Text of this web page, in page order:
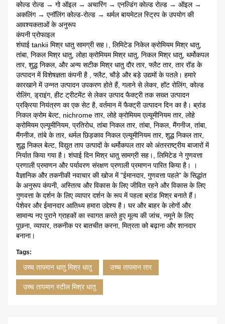
कोल्ड रोल्ड → गो ऑइल → अचारिंग → एनल्डिंग कोल्ड रोल्ड → ऑइल →
अकलिंग → एनॉलिंग कोल्ड-रोल्ड → थर्मल बायमेटल स्ट्रिप के उपयोग की
आवश्यकताओं के अनुरूप
कंपनी प्रोफाइल
शंघाई tankii मिश्र धातु सामग्री सह।, लिमिटेड निकेल क्रोमियम मिश्र धातु,
तांबा, निकल मिश्र धातु, लोहा क्रोमियम मिश्र धातु, निकल मिश्र धातु, थर्मोकपल
तार, शुद्ध निकल, और अन्य सटीक मिश्र धातु दौर तार, फ्लैट तार, तार रॉड के
उत्पादन में विशेषज्ञता कंपनी है , फ्लैट, चौड़े और बड़े उद्यमों के पतले। हमारे
कारखाने में उन्नत उत्पादन उपकरण होते हैं, गलाने से लेकर, हॉट रोलिंग, कोल्ड
रोलिंग, ड्राइंग, हीट ट्रीटमेंट से लेकर उत्पाद फैक्ट्री तक सख्त उत्पादन
प्रक्रिया नियंत्रण का एक सेट है, वर्तमान में फैक्ट्री उत्पादन दिन का है। ब्रांड
निकल क्रोम बेल्ट, nichrome तार, लोहे क्रोमियम एल्यूमीनियम तार, लोहे
क्रोमियम एल्यूमीनियम, प्रतिरोध, तांबा निकल तार, तांबा, निकल, मैंगनीज, तांबा,
मैंगनीज, तांबे के तार, थर्मल छिड़काव निकल एल्यूमीनियम तार, शुद्ध निकल तार,
शुद्ध निकल बेल्ट, विद्युत ताप उत्पादों के थर्मोकपल तार को अंतरराष्ट्रीय बाजारों में
निर्यात किया गया है। शंघाई दिन मिश्र धातु सामग्री सह।, लिमिटेड ने गुणवत्ता
प्रणाली प्रमाणन और पर्यावरण संरक्षण प्रणाली प्रमाणन पारित किया है। ।
वैज्ञानिक और तकनीकी नवाचार की खोज में "ईमानदार, गुणवत्ता पहले" के सिद्धांत
के अनुरूप कंपनी, अस्तित्व और विकास के लिए जीवित रहने और विकास के लिए
गुणवत्ता के दर्शन के लिए व्यापार दर्शन के रूप में पहला ब्रांड मिश्र बनाते हैं।
पेशेवर और ईमानदार आतिथ्य हमारा उद्देश्य है। घर और बाहर के लोगों और
सामान्य नए पुराने ग्राहकों का स्वागत करते हुए मूल्य की जांच, नमूने के लिए
पूछना, व्यापार, तकनीक पर बातचीत करना, मित्रता को बढ़ाना और शानदार
बनाना।
Tags:
उच्च तापमान धातु मिश्र धातु उच्च तापमान तार
उच्च तापमान स्टील मिश्र धातु